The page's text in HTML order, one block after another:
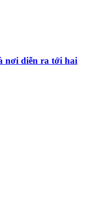
nơi diễn ra tới hai